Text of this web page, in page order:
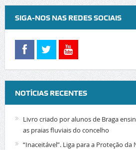
SIGA-NOS NAS REDES SOCIAIS
NOTÍCIAS RECENTES
Livro criado por alunos de Braga
as praias fluviais do concelho
“Inaceitável”. Liga para a Proteção